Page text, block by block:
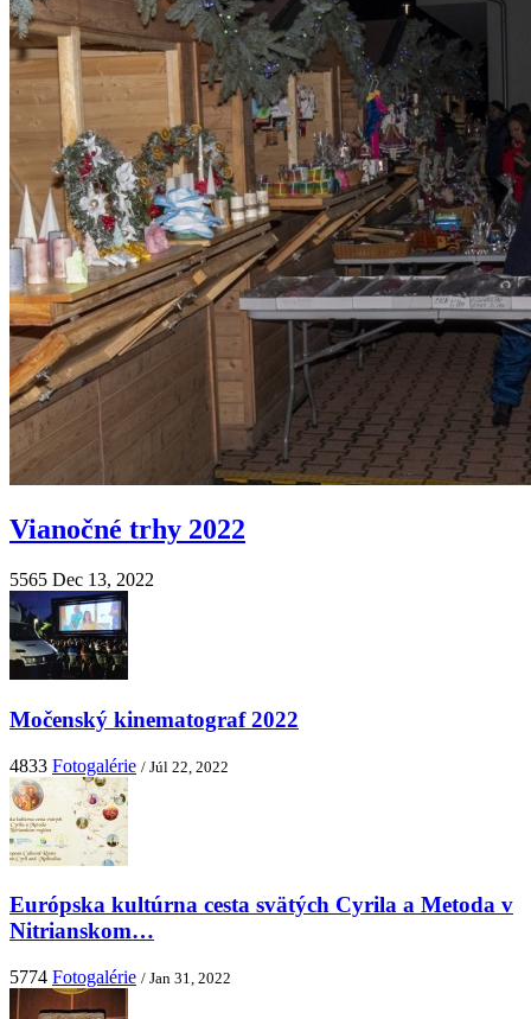
Vianočné trhy 2022
5565 Dec 13, 2022
Močenský kinematograf 2022
4833 Fotogalérie / Júl 22, 2022
Európska kultúrna cesta svätých Cyrila a Metoda v
Nitrianskom…
5774 Fotogalérie / Jan 31, 2022